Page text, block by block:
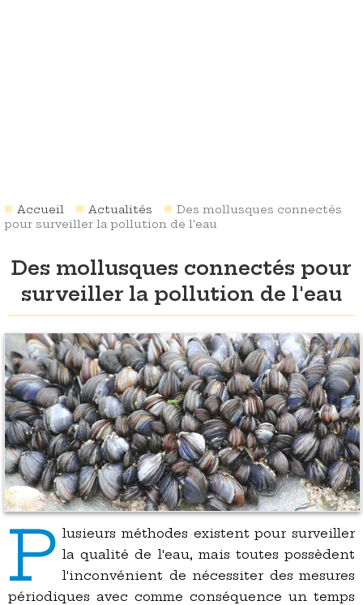
Accueil Actualités
Des mollusques connectés
pour surveiller la pollution de l'eau
Des mollusques connectés pour
surveiller la pollution de l'eau
P lusieurs méthodes existent pour surveiller
la qualité de l'eau, mais toutes possèdent
l'inconvénient de nécessiter des mesures
périodiques avec comme conséquence un temps